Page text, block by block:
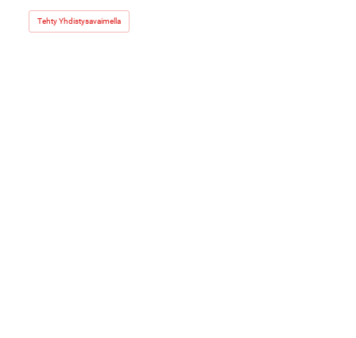
Tehty Yhdistysavaimella